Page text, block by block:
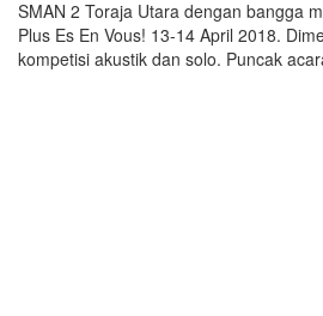
SMAN 2 Toraja Utara dengan bangga
Plus Es En Vous! 13-14 April 2018.
kompetisi akustik dan solo. Puncak